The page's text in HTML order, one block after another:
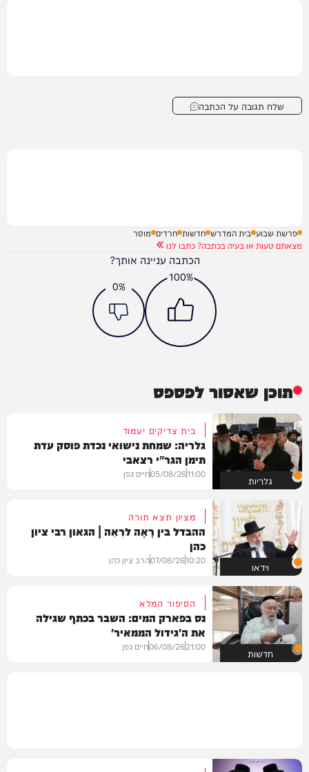
שלח תגובה על הכתבה
פרשת שבוע בית המדרש חדשות חרדים מוסר
מצאתם טעות או בעיה בכתבה? כתבו לנו
הכתבה עניינה אותך?
100%
0%
תוכן שאסור לפספס
גלריות
בית צדיקים יעמוד
גלריה: שמחת נישואי נכדת פוסק עדת
תימן הגר"י רצאבי
11:00
05/08/26חיים גפן
וידאו
מציון תצא תורה
ההבדל בין רָאָה לרְאֵה | הגאון רבי ציון
כהן
10:20
07/08/26הרב ציון כהן
חדשות
הסיפור המלא
נס בפארק המים: השבר בכתף שגילה
את ה'גידול הממאיר'
21:00
06/08/26חיים גפן